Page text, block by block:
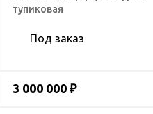
тупиковая
Под заказ
3 000 000 ₽